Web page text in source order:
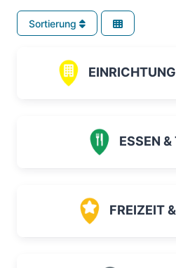
Sortierung
ESSEN &
FREIZEIT